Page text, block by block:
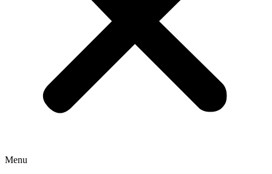
Menu